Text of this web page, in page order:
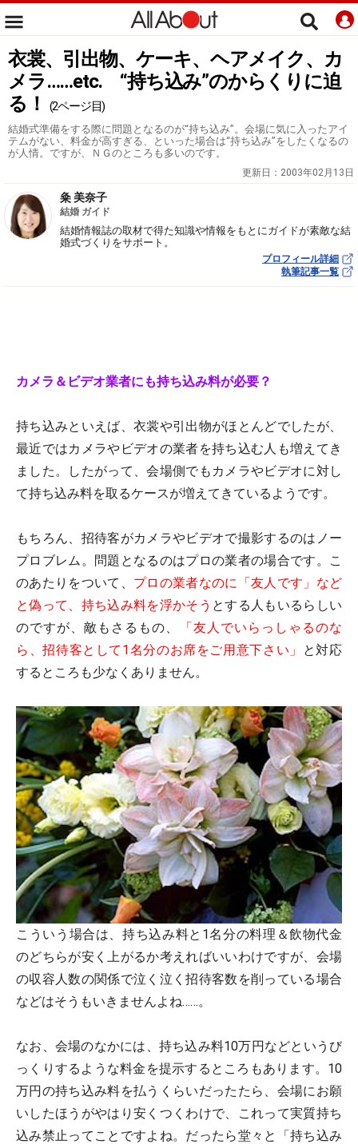
衣裳、引出物、ケーキ、ヘアメイク、カ
メラ……etc. “持ち込み”のからくりに迫
る！
(2ページ目)
結婚式準備をする際に問題となるのが“持ち込み”。会場に気に入ったアイ
テムがない、料金が高すぎる、といった場合は“持ち込み”をしたくなるの
が人情。ですが、ＮＧのところも多いのです。
更新日： 2003年02月13日
粂 美奈子
結婚 ガイド
結婚情報誌の取材で得た知識や情報をもとにガイドが素敵な結
婚式づくりをサポート。
プロフィール詳細
執筆記事一覧
カメラ＆ビデオ業者にも持ち込み料が必要？
持ち込みといえば、衣裳や引出物がほとんどでしたが、
最近ではカメラやビデオの業者を持ち込む人も増えてき
ました。したがって、会場側でもカメラやビデオに対し
て持ち込み料を取るケースが増えてきているようです。
もちろん、招待客がカメラやビデオで撮影するのはノー
プロブレム。問題となるのはプロの業者の場合です。こ
のあたりをついて、 プロの業者なのに「友人です」など
と偽って、持ち込み料を浮かそう とする人もいるらしい
のですが、敵もさるもの、
「友人でいらっしゃるのな
ら、招待客として1名分のお席をご用意下さい」
と対応
するところも少なくありません。
こういう場合は、持ち込み料と1名分の料理＆飲物代金
のどちらが安く上がるか考えればいいわけですが、会場
の収容人数の関係で泣く泣く招待客数を削っている場合
などはそうもいきませんよね……。
なお、会場のなかには、持ち込み料10万円などというび
っくりするような料金を提示するところもあります。10
万円の持ち込み料を払うくらいだったたら、会場にお願
いしたほうがやはり安くつくわけで、これって実質持ち
込み禁止ってことですよね。だったら堂々と「持ち込み